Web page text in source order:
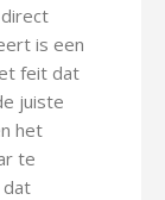
is een
feit dat
juiste
het
te
dat